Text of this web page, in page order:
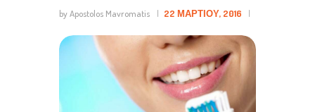
by Apostolos Mavromatis 22 ΜΑΡΤΊΟΥ, 2016